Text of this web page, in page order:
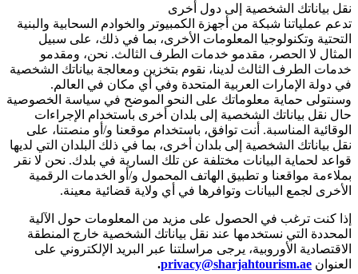
نقل بياناتك الشخصية إلى دول أخرى
تدعم عملياتنا شبكة من أجهزة الكمبيوتر والخوادم السحابية والبنية
التحتية وتكنولوجيا المعلومات الأخرى، بما في ذلك، على سبيل
المثال لا الحصر، مقدمو خدمات الطرف الثالث. نحن، ومقدمو
خدمات الطرف الثالث لدينا، نقوم بتخزين ومعالجة بياناتك الشخصية
في دولة الإمارات العربية المتحدة وفي أي مكان في العالم.
وسنتولى حماية معلوماتك على النحو الموضح في سياسة الخصوصية
حال نقل بياناتك الشخصية إلى بلدان أخرى باستخدام الإجراءات
الوقائية المناسبة. أنت توافق، باستخدام موقعنا و/أو منصتنا، على
نقل بياناتك الشخصية إلى بلدان أخرى، بما في ذلك البلدان التي لديها
قواعد لحماية البيانات مختلفة عن تلك السارية في بلدك. نحن لا نقر
بملاءمة مواقعنا و تطبيق الهاتف المحمول و/أو الخدمات الرقمية
الأخرى لجمع البيانات وتوافرها في أي ولاية قضائية معينة.
إذا كنت ترغب في الحصول على مزيد من المعلومات حول الآلية
المحددة التي نستخدمها عند نقل بياناتك الشخصية خارج المنطقة
الاقتصادية الأوروبية، يرجى مراسلتنا عبر البريد الإلكتروني على
العنوان privacy@sharjahtourism.ae
.